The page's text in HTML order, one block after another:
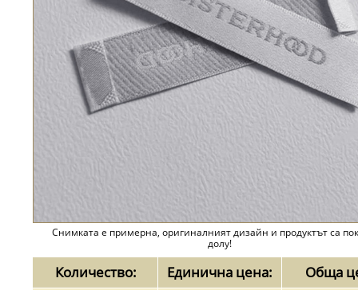
Снимката е примерна, оригиналният дизайн и продуктът са
долу!
Количество: Единична цена: Обща